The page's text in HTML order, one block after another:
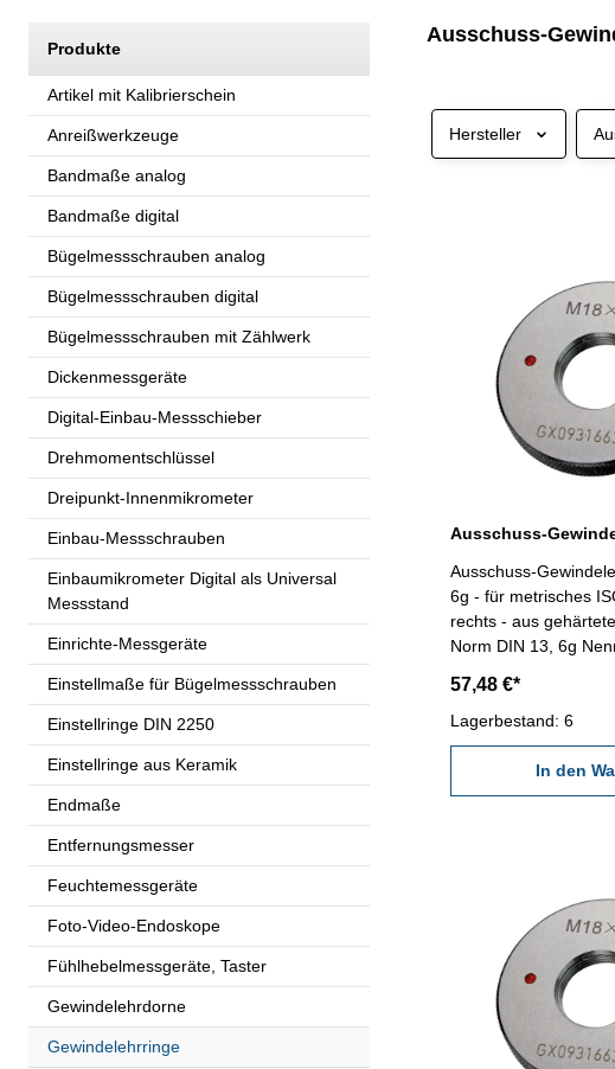
Produkte
Artikel mit Kalibrierschein
Anreißwerkzeuge
Bandmaße analog
Bandmaße digital
Bügelmessschrauben analog
Bügelmessschrauben digital
Bügelmessschrauben mit Zählwerk
Dickenmessgeräte
Digital-Einbau-Messschieber
Drehmomentschlüssel
Dreipunkt-Innenmikrometer
Einbau-Messschrauben
Einbaumikrometer Digital als Universal
Messstand
Einrichte-Messgeräte
Einstellmaße für Bügelmessschrauben
Einstellringe DIN 2250
Einstellringe aus Keramik
Endmaße
Entfernungsmesser
Feuchtemessgeräte
Foto-Video-Endoskope
Fühlhebelmessgeräte, Taster
Gewindelehrdorne
Gewindelehrringe
Ausschuss-
Hersteller
Ausschuss-
6g - für metrisches
rechts - aus
Norm
57,48 €*
Lagerbestand: 6
In den